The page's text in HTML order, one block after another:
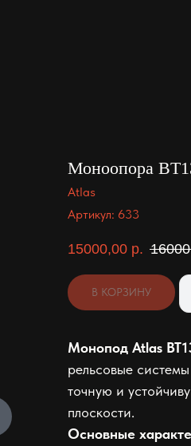
Моноопора
Atlas
Артикул: 633
15000,00 р.
В КОРЗИНУ
Монопод Atlas
рельсовые
точную и
плоскости.
Основные